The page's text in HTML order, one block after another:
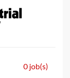
0 job(s)